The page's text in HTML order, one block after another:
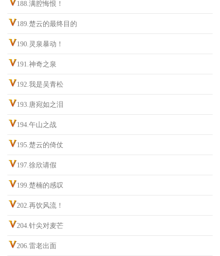
188.满腔悔恨！
189.楚云的最终目的
190.灵泉暴动！
191.神奇之泉
192.我是吴青松
193.唐宛如之泪
194.午山之战
195.楚云的倚仗
197.徐欣请假
199.楚楠的感叹
202.再饮风流！
204.针尖对麦芒
206.雷老出面